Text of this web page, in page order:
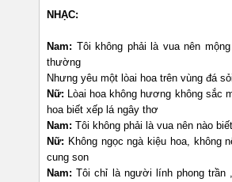
NHẠC:
Nam: Tôi không phải là vua nên
thường
Nhưng yêu một lòai hoa trên vùng đá
Nữ: Lòai hoa không hương không sắc
hoa biết xếp lá ngây thơ
Nam: Tôi không phải là vua nên nào
Nữ: Không ngọc ngà kiệu hoa, không
cung son
Nam:Tôi chỉ là người lính phong trần